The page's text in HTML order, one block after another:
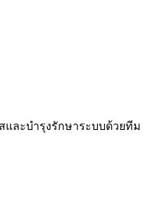
และบำรุงรักษาระบบด้วยทีม